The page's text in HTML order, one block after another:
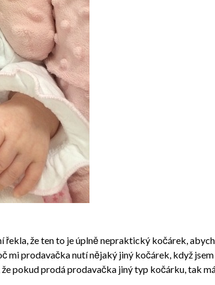
že ten to je úplně nepraktický kočárek,
mi prodavačka nutí nějaký jiný kočárek, když
pokud prodá prodavačka jiný typ kočárku, tak